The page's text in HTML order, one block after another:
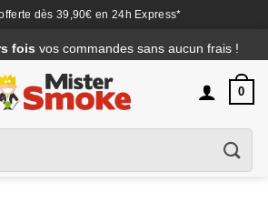
dès 39,90€ en 24h Express*
fois vos commandes sans aucun frais !
0